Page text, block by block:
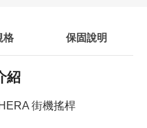
格 保固說明
紹
街機搖桿